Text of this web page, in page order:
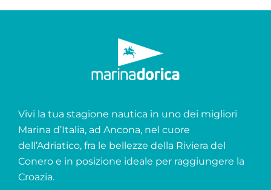
Vivi la tua stagione nautica in uno dei migliori
Marina d’Italia, ad Ancona, nel cuore
dell’Adriatico, fra le bellezze della Riviera del
Conero e in posizione ideale per raggiungere la
Croazia.